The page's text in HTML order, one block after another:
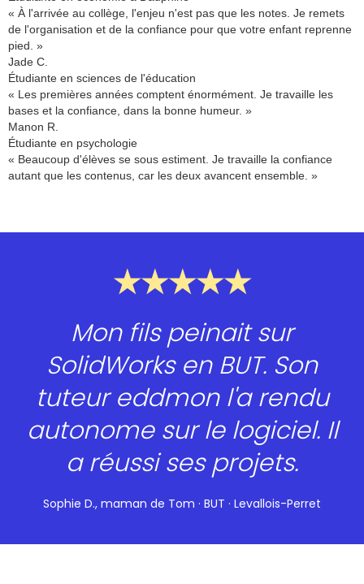
« À l'arrivée au collège, l'enjeu n'est pas que les notes. Je remets
de l'organisation et de la confiance pour que votre enfant reprenne
pied. »
Jade C.
Étudiante en sciences de l'éducation
« Les premières années comptent énormément. Je travaille les
bases et la confiance, dans la bonne humeur. »
Manon R.
Étudiante en psychologie
« Beaucoup d'élèves se sous estiment. Je travaille la confiance
autant que les contenus, car les deux avancent ensemble. »
★★★★★
Mon fils peinait sur
SolidWorks en BUT. Son
tuteur eddmon l'a rendu
autonome sur le logiciel. Il
a réussi ses projets.
Sophie D., maman de Tom · BUT · Levallois-Perret